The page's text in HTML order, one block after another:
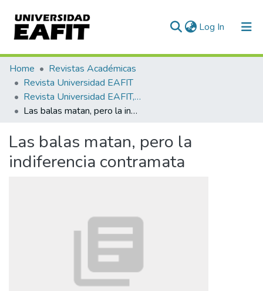
Log In (current)
Communities & Collections
All of DSpace
Statistics
Home
Revistas Académicas
Revista Universidad EAFIT
Revista Universidad EAFIT, Vol. 56, Núm. 177 (2021)
Las balas matan, pero la indiferencia contramata
Las balas matan, pero la
indiferencia contramata